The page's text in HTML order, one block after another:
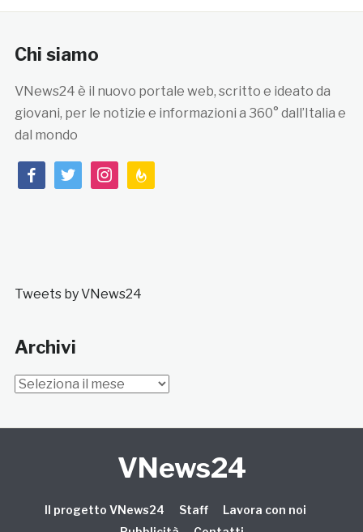
Chi siamo
VNews24 è il nuovo portale web, scritto e ideato da
giovani, per le notizie e informazioni a 360° dall’Italia e
dal mondo
facebooktwitterinstagramfeedburner
Tweets by VNews24
Archivi
Archivi
VNews24
Il progetto VNews24 Staff
Lavora con noi